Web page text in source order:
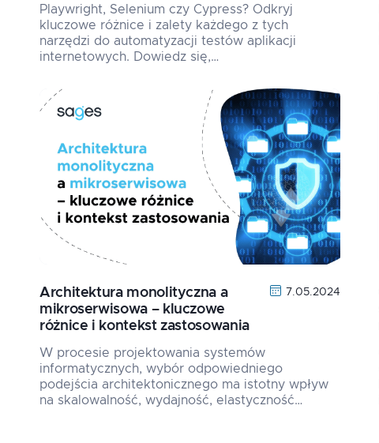
Playwright, Selenium czy Cypress? Odkryj
kluczowe różnice i zalety każdego z tych
narzędzi do automatyzacji testów aplikacji
internetowych. Dowiedz się,…
Architektura monolityczna a
mikroserwisowa – kluczowe
różnice i kontekst zastosowania
7.05.2024
W procesie projektowania systemów
informatycznych, wybór odpowiedniego
podejścia architektonicznego ma istotny wpływ
na skalowalność, wydajność, elastyczność…